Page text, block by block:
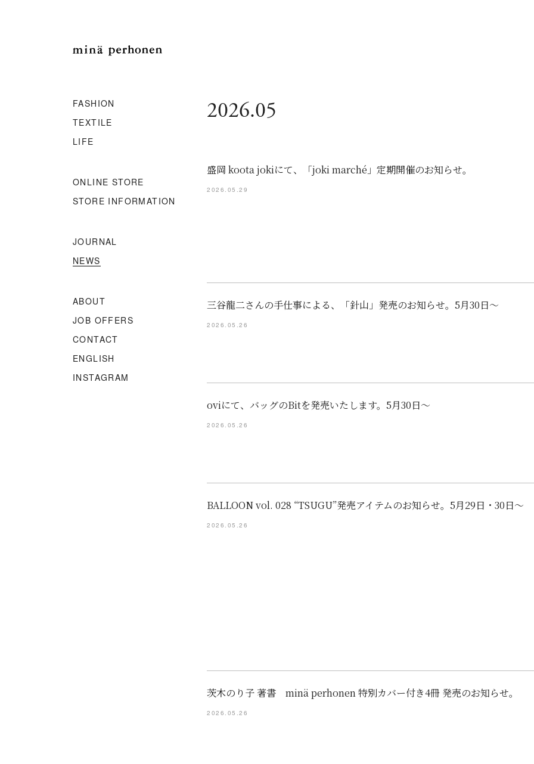
FASHION
TEXTILE
LIFE
ONLINE STORE
STORE INFORMATION
JOURNAL
NEWS
ABOUT
JOB OFFERS
CONTACT
ENGLISH
INSTAGRAM
2026.05
盛岡 koota jokiにて、「joki marché」定期開催のお知らせ。
2026.05.29
三谷龍二さんの手仕事による、「針山」発売のお知らせ。5月30日〜
2026.05.26
oviにて、バッグのBitを発売いたします。5月30日〜
2026.05.26
BALLOON vol. 028 “TSUGU”発売アイテムのお知らせ。5月29日・30日～
2026.05.26
茨木のり子 著書 minä perhonen 特別カバー付き4冊 発売のお知らせ。
2026.05.26